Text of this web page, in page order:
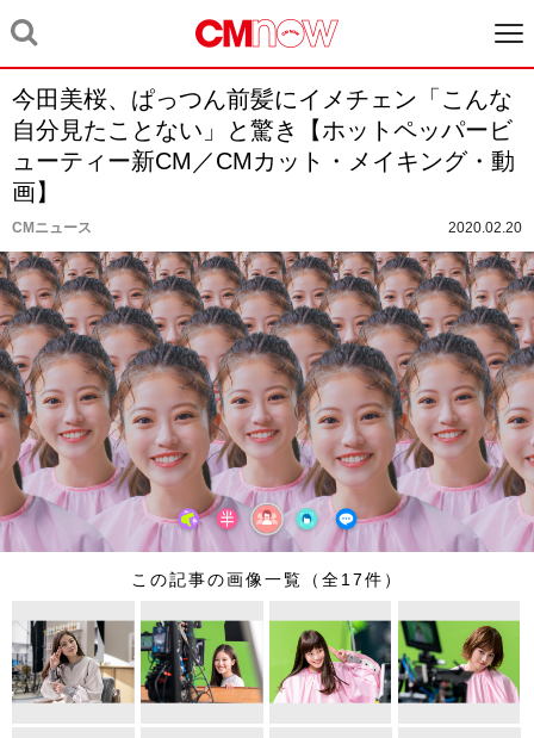
今田美桜、ぱっつん前髪にイメチェン「こんな
自分見たことない」と驚き【ホットペッパービ
ューティー新CM／CMカット・メイキング・動
画】
CMニュース 2020.02.20
この記事の画像一覧（全17件）